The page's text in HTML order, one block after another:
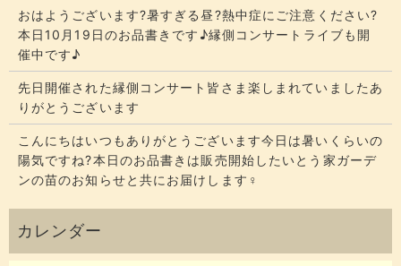
おはようございます?暑すぎる昼?熱中症にご注意ください?
本日10月19日のお品書きです♪縁側コンサートライブも開
催中です♪
先日開催された縁側コンサート皆さま楽しまれていましたあ
りがとうございます
こんにちはいつもありがとうございます今日は暑いくらいの
陽気ですね?本日のお品書きは販売開始したいとう家ガーデ
ンの苗のお知らせと共にお届けします‍♀️